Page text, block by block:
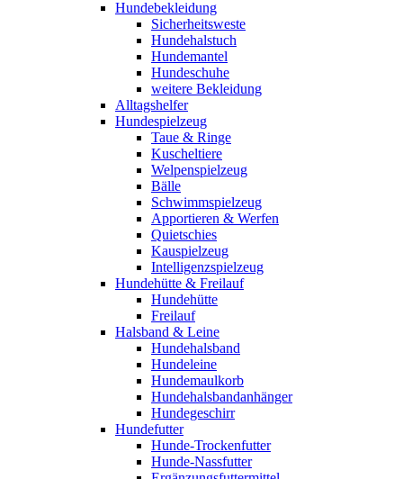
Hundebekleidung
Sicherheitsweste
Hundehalstuch
Hundemantel
Hundeschuhe
weitere Bekleidung
Alltagshelfer
Hundespielzeug
Taue & Ringe
Kuscheltiere
Welpenspielzeug
Bälle
Schwimmspielzeug
Apportieren & Werfen
Quietschies
Kauspielzeug
Intelligenzspielzeug
Hundehütte & Freilauf
Hundehütte
Freilauf
Halsband & Leine
Hundehalsband
Hundeleine
Hundemaulkorb
Hundehalsbandanhänger
Hundegeschirr
Hundefutter
Hunde-Trockenfutter
Hunde-Nassfutter